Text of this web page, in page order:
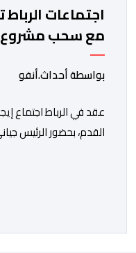
اجتماعات
مع سحب مشروع
بواسطة أحداث.أنفو
عقد في الرباط اجتماع
القدم، بحضور الرئيس
المسؤول الوحيد المباشر